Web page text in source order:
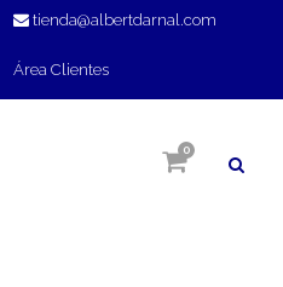
tienda@albertdarnal.com
Área Clientes
0